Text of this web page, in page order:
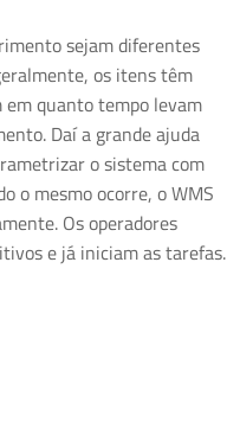
sejam diferentes
os itens têm
quanto tempo levam
Daí a grande ajuda
o sistema com
o mesmo ocorre, o WMS
Os operadores
e já iniciam as tarefas.